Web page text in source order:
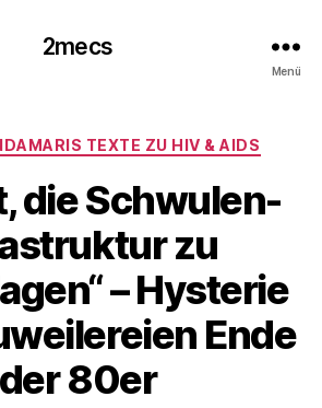
2mecs
Menü
Kategorien
TEXTE ZU HIV & AIDS
die Schwulen-
zu
– Hysterie
Ende
der 80er